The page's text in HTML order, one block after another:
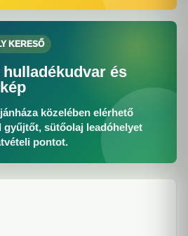
KERESŐ
és
közelében elérhető
gyűjtőt, sütőolaj leadóhelyet
pontot.